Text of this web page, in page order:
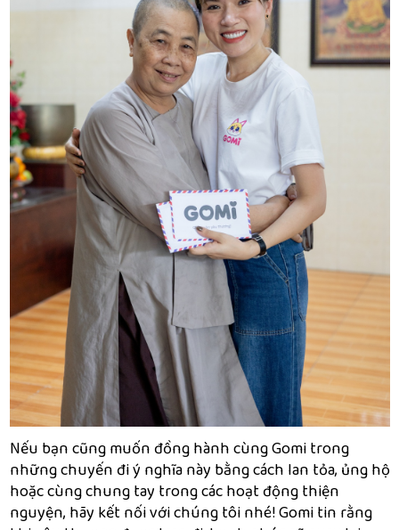
Nếu bạn cũng muốn đồng hành cùng Gomi trong
những chuyến đi ý nghĩa này bằng cách lan tỏa, ủng hộ
hoặc cùng chung tay trong các hoạt động thiện
nguyện, hãy kết nối với chúng tôi nhé! Gomi tin rằng